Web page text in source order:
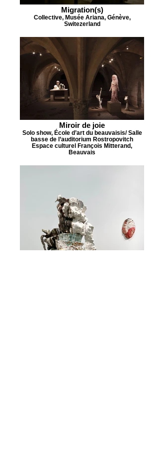
Migration(s)
Collective, Musée Ariana, Génève,
Switezerland
Miroir de joie
Solo show, École d’art du beauvaisis/ Salle
basse de l’auditorium Rostropovitch
Espace culturel François Mitterand,
Beauvais